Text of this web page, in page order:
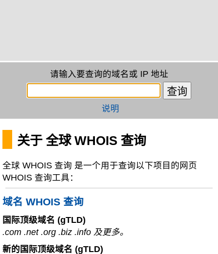
请输入要查询的域名或 IP 地址
说明
关于 全球 WHOIS 查询
全球 WHOIS 查询 是一个用于查询以下项目的网页
WHOIS 查询工具：
域名 WHOIS 查询
国际顶级域名 (gTLD)
.com .net .org .biz .info 及更多。
新的国际顶级域名 (gTLD)